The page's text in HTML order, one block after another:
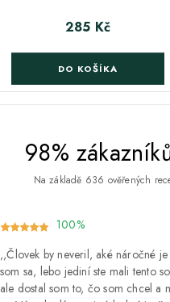
Cena
285 Kč
DO KOŠÍKA
98%
Na základě 636 ověřených
100%
Človek by neveril, aké náročné
som sa, lebo jediní ste mali tento
ale dostal som to, čo som chcel a